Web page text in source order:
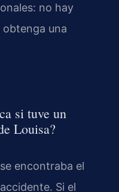
no hay
obtenga una
si tuve un
Louisa?
encontraba el
Si el